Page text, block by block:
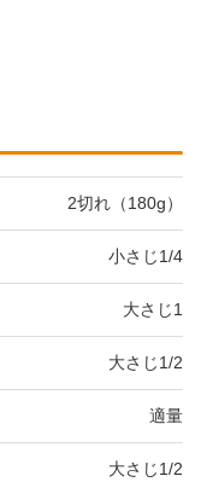
2切れ（180g）
小さじ1/4
大さじ1
大さじ1/2
適量
大さじ1/2